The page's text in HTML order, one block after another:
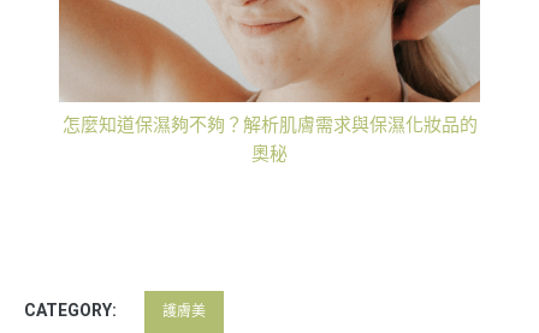
怎麼知道保濕夠不夠？解析肌膚需求與保濕化妝品的
奧秘
CATEGORY: 護膚美